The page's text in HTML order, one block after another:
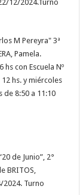
12/2024.Turno
M Pereyra" 3ª
Pamela.
con Escuela Nº
hs. y miércoles
de 8:50 a 11:10
de Junio”, 2°
BRITOS,
2024. Turno